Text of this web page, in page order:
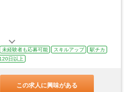
未経験者も応募可能 スキルアップ
駅チカ
日以上
この求人に興味がある